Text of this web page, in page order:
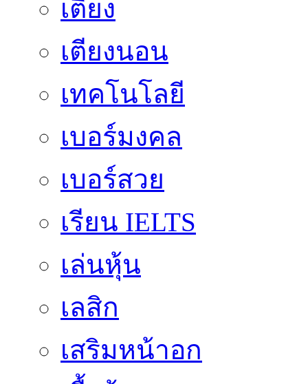
เตียง
เตียงนอน
เทคโนโลยี
เบอร์มงคล
เบอร์สวย
เรียน IELTS
เล่นหุ้น
เลสิก
เสริมหน้าอก